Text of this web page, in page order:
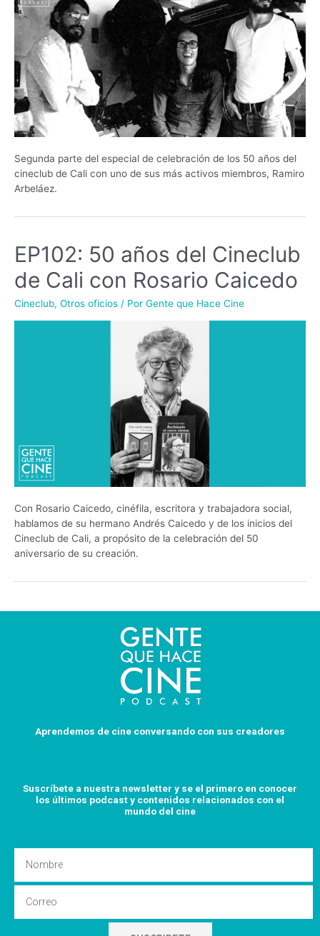
Segunda parte del especial de celebración de los 50 años del
cineclub de Cali con uno de sus más activos miembros, Ramiro
Arbeláez.
EP102: 50 años del Cineclub
de Cali con Rosario Caicedo
Cineclub, Otros oficios / Por Gente que Hace Cine
Con Rosario Caicedo, cinéfila, escritora y trabajadora social,
hablamos de su hermano Andrés Caicedo y de los inicios del
Cineclub de Cali, a propósito de la celebración del 50
aniversario de su creación.
Aprendemos de cine conversando con sus creadores
Suscríbete a nuestra newsletter y se el primero en conocer
los últimos podcast y contenidos relacionados con el
mundo del cine